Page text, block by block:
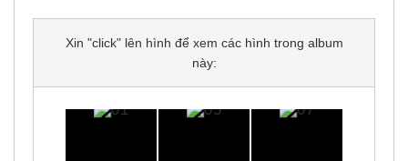
Xin "click" lên hình để xem các hình trong album
này: